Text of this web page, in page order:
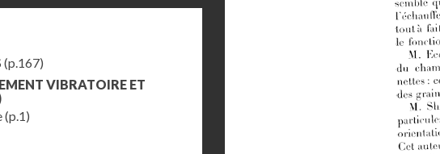
(p.167)
VIBRATOIRE ET
(p.1)